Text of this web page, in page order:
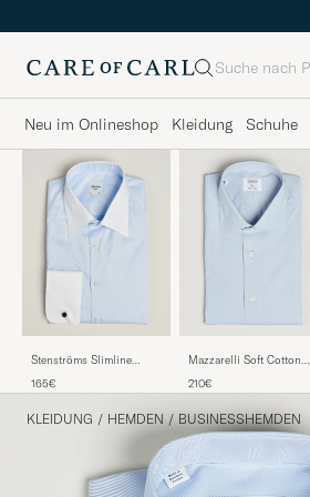
Suche
Neu im Onlineshop Kleidung Schuhe
Stenströms Slimline
Shirt Blue
165€
Mazzarelli Soft Cotton
210€
KLEIDUNG / HEMDEN / BUSINESSHEMDEN